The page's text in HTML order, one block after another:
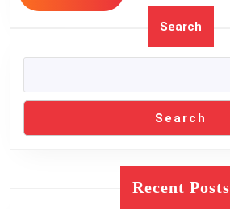
More
Search
Search
Recent Posts